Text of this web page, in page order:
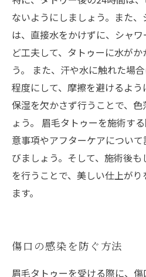
ないようにしましょう。また
は、直接水をかけずに、シャ
ど工夫して、タトゥーに水が
う。 また、汗や水に触れた場
程度にして、摩擦を避けるよう
保湿を欠かさず行うことで、
ょう。 眉毛タトゥーを施術す
意事項やアフターケアについ
びましょう。そして、施術後
を行うことで、美しい仕上が
ます。
傷口の感染を防ぐ方法
眉毛タトゥーを受ける際に、